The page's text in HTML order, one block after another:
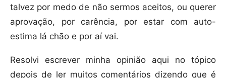
talvez por medo de não sermos aceitos, ou querer
aprovação, por carência, por estar com auto-
estima lá chão e por aí vai.
Resolvi escrever minha opinião aqui no tópico
depois de ler muitos comentários dizendo que é